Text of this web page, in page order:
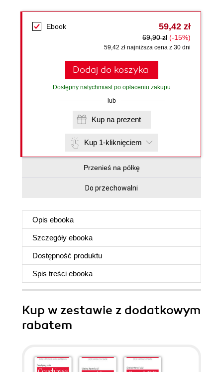
Ebook 59,42 zł
69,90 zł (-15%)
59,42 zł najniższa cena z 30 dni
Dodaj do koszyka
Dostępny natychmiast po opłaceniu zakupu
lub
Kup na prezent
Kup 1-kliknięciem
Przenieś na półkę
Do przechowalni
Opis ebooka
Szczegóły ebooka
Dostępność produktu
Spis treści ebooka
Kup w zestawie z dodatkowym
rabatem